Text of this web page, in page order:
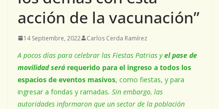
acción de la vacunación”
14 Septiembre, 2022 Carlos Cerda Ramírez
A pocos días para celebrar las Fiestas Patrias yel pase de
movilidad será requerido para el ingreso a todos los
espacios de eventos masivos, como fiestas, y para
ingresar a fondas y ramadas. Sin embargo, las
autoridades informaron que un sector de la población